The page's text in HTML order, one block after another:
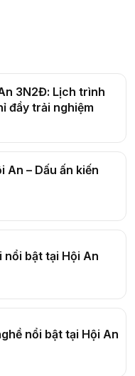
3N2Đ: Lịch trình
đầy trải nghiệm
An – Dấu ấn kiến
nổi bật tại Hội An
nổi bật tại Hội An